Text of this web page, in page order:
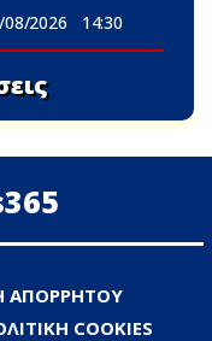
2026 14:30
ΑΠΟΡΡΗΤΟΥ
COOKIES